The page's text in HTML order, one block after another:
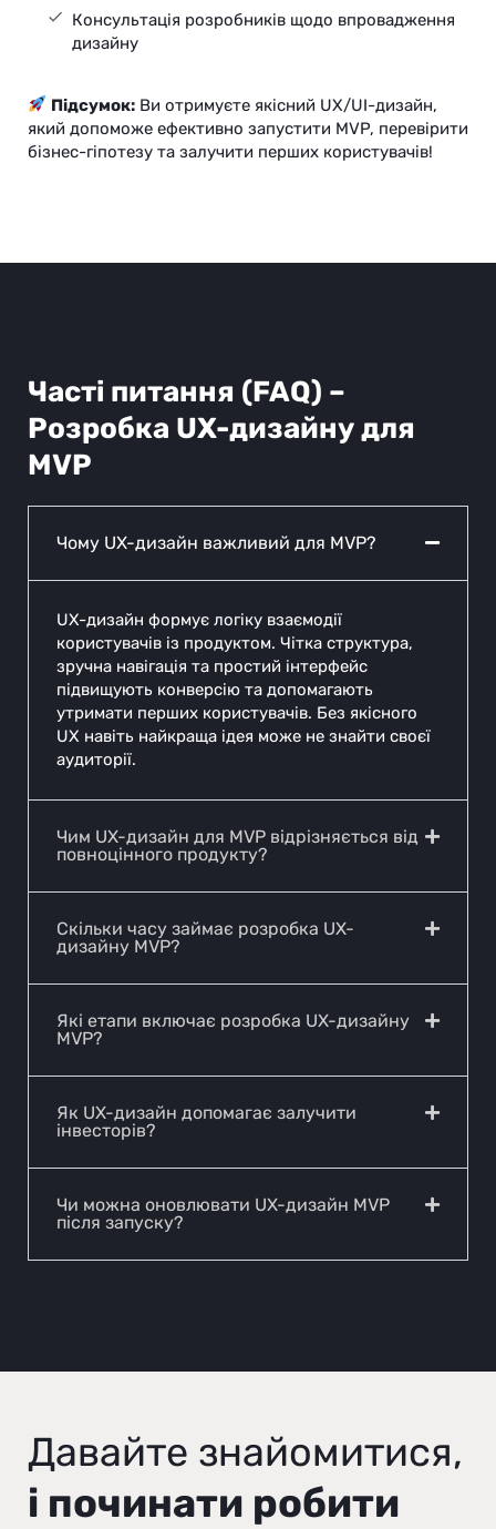
Консультація розробників щодо впровадження
дизайну
Підсумок: Ви отримуєте якісний UX/UI-дизайн,
який допоможе ефективно запустити MVP, перевірити
бізнес-гіпотезу та залучити перших користувачів!
Часті питання (FAQ) –
Розробка UX-дизайну для
MVP
Чому UX-дизайн важливий для MVP?
UX-дизайн формує логіку взаємодії
користувачів із продуктом. Чітка структура,
зручна навігація та простий інтерфейс
підвищують конверсію та допомагають
утримати перших користувачів. Без якісного
UX навіть найкраща ідея може не знайти своєї
аудиторії.
Чим UX-дизайн для MVP відрізняється від
повноцінного продукту?
Скільки часу займає розробка UX-
дизайну MVP?
Які етапи включає розробка UX-дизайну
MVP?
Як UX-дизайн допомагає залучити
інвесторів?
Чи можна оновлювати UX-дизайн MVP
після запуску?
Давайте знайомитися,
і починати робити